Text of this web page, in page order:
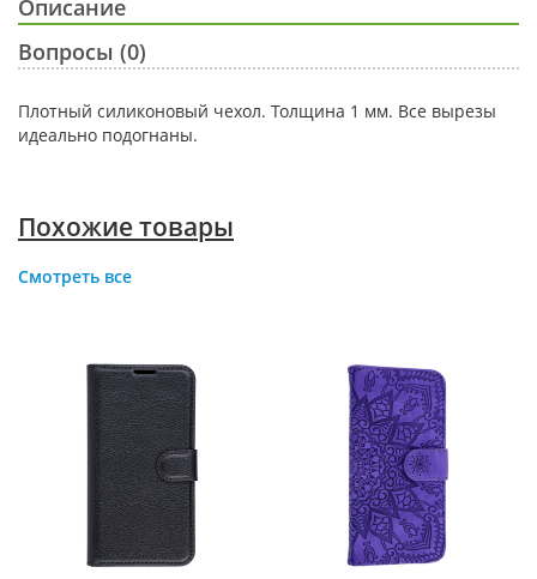
Описание
Вопросы (0)
Плотный силиконовый чехол. Толщина 1 мм. Все вырезы
идеально подогнаны.
Похожие товары
Смотреть все